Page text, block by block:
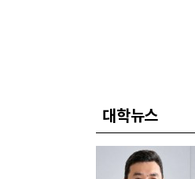
대학뉴스